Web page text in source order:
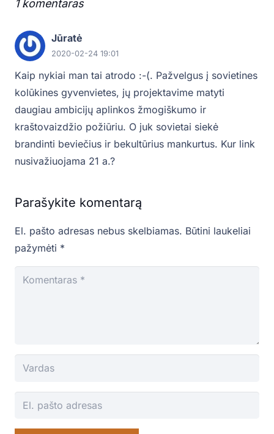
1komentaras
.
Jūratė
2020-02-24 19:01
Kaip nykiai man tai atrodo :-(. Pažvelgus į sovietines
kolūkines gyvenvietes, jų projektavime matyti
daugiau ambicijų aplinkos žmogiškumo ir
kraštovaizdžio požiūriu. O juk sovietai siekė
brandinti beviečius ir bekultūrius mankurtus. Kur link
nusivažiuojama 21 a.?
Parašykite komentarą
El. pašto adresas nebus skelbiamas. Būtini laukeliai
pažymėti *